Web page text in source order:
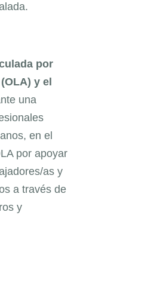
por
y el
una
en el
por apoyar
as y
a través de
y